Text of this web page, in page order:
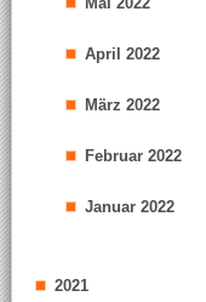
April 2022
März 2022
Februar 2022
Januar 2022
2021